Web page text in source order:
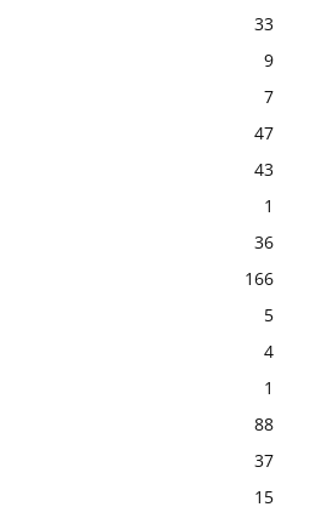
33
9
7
47
43
1
36
166
5
4
1
88
37
15